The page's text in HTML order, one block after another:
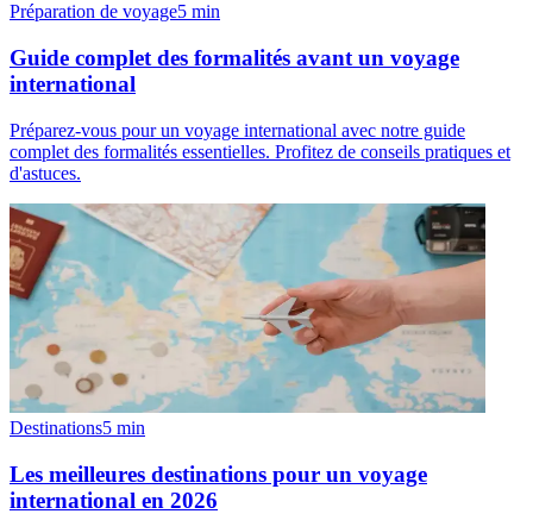
Préparation de voyage5 min
Guide complet des formalités avant un voyage
international
Préparez-vous pour un voyage international avec notre guide
complet des formalités essentielles. Profitez de conseils pratiques et
d'astuces.
Destinations5 min
Les meilleures destinations pour un voyage
international en 2026